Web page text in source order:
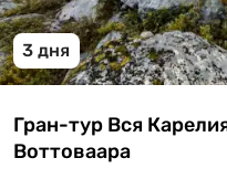
3 дня
Гран-тур Вся
Воттоваара